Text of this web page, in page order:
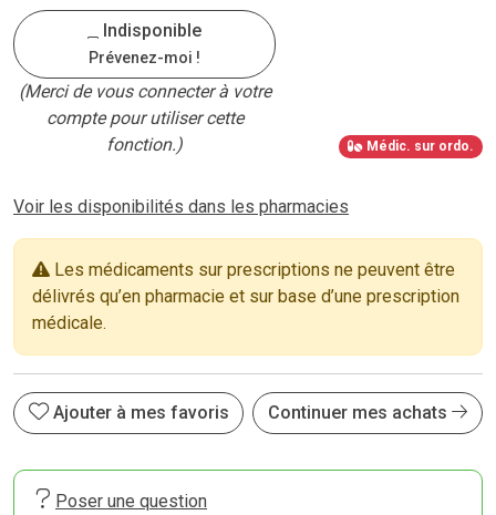
Indisponible
Prévenez-moi !
(Merci de vous connecter à votre
compte pour utiliser cette
fonction.)
Médic. sur ordo.
Voir les disponibilités dans les pharmacies
Les médicaments sur prescriptions ne peuvent être
délivrés qu’en pharmacie et sur base d’une prescription
médicale.
Ajouter à mes favoris Continuer mes achats
Poser une question